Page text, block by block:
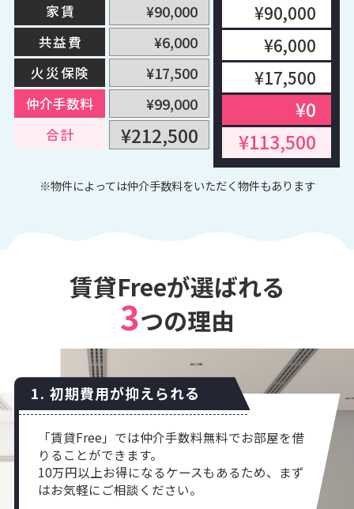
家賃 ¥90,000
共益費 ¥6,000
火災保険 ¥17,500
仲介手数料 ¥99,000
合計 ¥212,500
¥90,000
¥6,000
¥17,500
¥0
¥113,500
※物件によっては仲介手数料をいただく物件もあります
賃貸Freeが選ばれる
3つの理由
1. 初期費用が抑えられる
「賃貸Free」では仲介手数料無料でお部屋を借
りることができます。
10万円以上お得になるケースもあるため、まず
はお気軽にご相談ください。